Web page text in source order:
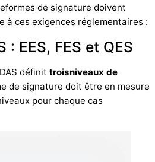
de signature doivent
à ces exigences réglementaires :
: EES, FES et QES
définit troisniveaux de
de signature doit être en mesure
pour chaque cas